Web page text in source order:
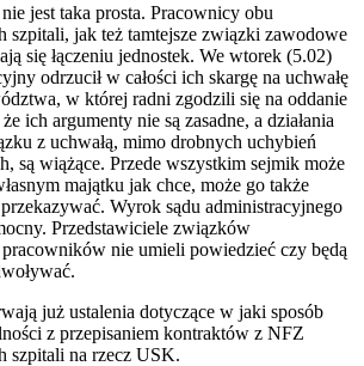
jest taka prosta. Pracownicy obu
szpitali, jak też tamtejsze związki zawodowe
się łączeniu jednostek. We wtorek (5.02)
odrzucił w całości ich skargę na uchwałę
w której radni zgodzili się na oddanie
ich argumenty nie są zasadne, a działania
z uchwałą, mimo drobnych uchybień
są wiążące. Przede wszystkim sejmik może
majątku jak chce, może go także
przekazywać. Wyrok sądu administracyjnego
Przedstawiciele związków
nie umieli powiedzieć czy będą
już ustalenia dotyczące w jaki sposób
z przepisaniem kontraktów z NFZ
szpitali na rzecz USK.